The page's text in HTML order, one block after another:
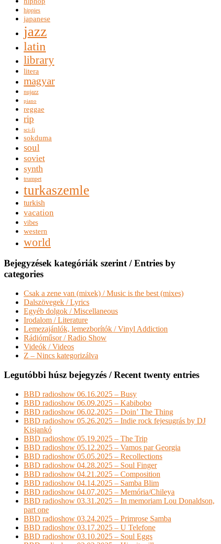
hippies
japanese
jazz
latin
library
litera
magyar
nujazz
piano
reggae
rip
sci-fi
sokduma
soul
soviet
synth
trumpet
turkaszemle
turkish
vacation
vibes
western
world
Bejegyzések kategóriák szerint / Entries by
categories
Csak a zene van (mixek) / Music is the best (mixes)
Dalszövegek / Lyrics
Egyéb dolgok / Miscellaneous
Irodalom / Literature
Lemezajánlók, lemezborítók / Vinyl Addiction
Rádióműsor / Radio Show
Videók / Videos
Z – Nincs kategorizálva
Legutóbbi húsz bejegyzés / Recent twenty entries
BBD radioshow 06.16.2025 – Busy
BBD radioshow 06.09.2025 – Kabibobo
BBD radioshow 06.02.2025 – Doin’ The Thing
BBD radioshow 05.26.2025 – Indie rock fejesugrás by DJ
Kisjankó
BBD radioshow 05.19.2025 – The Trip
BBD radioshow 05.12.2025 – Vamos par Georgia
BBD radioshow 05.05.2025 – Recollections
BBD radioshow 04.28.2025 – Soul Finger
BBD radioshow 04.21.2025 – Composition
BBD radioshow 04.14.2025 – Samba Blim
BBD radioshow 04.07.2025 – Memória/Chileya
BBD radioshow 03.31.2025 – In memoriam Lou Donaldson,
part one
BBD radioshow 03.24.2025 – Primrose Samba
BBD radioshow 03.17.2025 – U Telefone
BBD radioshow 03.10.2025 – Soul Eggs